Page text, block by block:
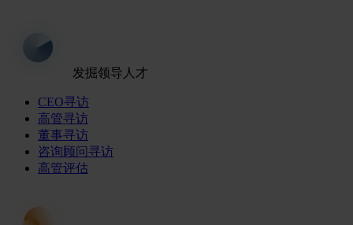
发掘领导人才
CEO寻访
高管寻访
董事寻访
咨询顾问寻访
高管评估